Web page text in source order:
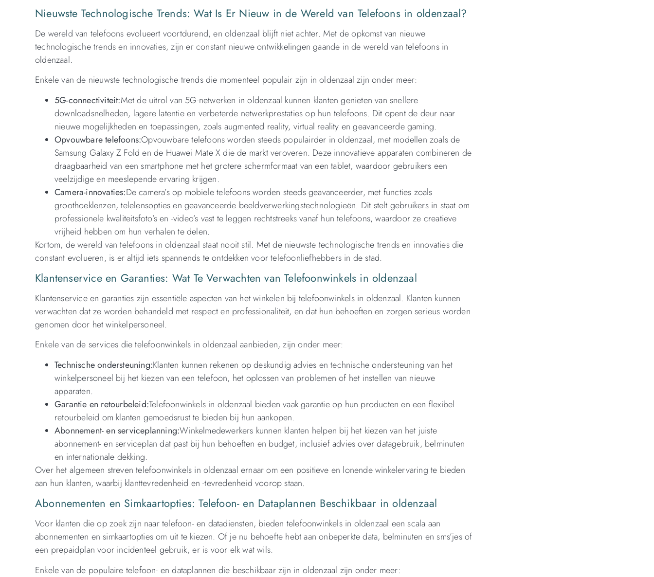
Nieuwste Technologische Trends: Wat Is Er Nieuw in de Wereld van Telefoons in oldenzaal?
De wereld van telefoons evolueert voortdurend, en oldenzaal blijft niet achter. Met de opkomst van nieuwe
technologische trends en innovaties, zijn er constant nieuwe ontwikkelingen gaande in de wereld van telefoons in
oldenzaal.
Enkele van de nieuwste technologische trends die momenteel populair zijn in oldenzaal zijn onder meer:
5G-connectiviteit:Met de uitrol van 5G-netwerken in oldenzaal kunnen klanten genieten van snellere
downloadsnelheden, lagere latentie en verbeterde netwerkprestaties op hun telefoons. Dit opent de deur naar
nieuwe mogelijkheden en toepassingen, zoals augmented reality, virtual reality en geavanceerde gaming.
Opvouwbare telefoons:Opvouwbare telefoons worden steeds populairder in oldenzaal, met modellen zoals de
Samsung Galaxy Z Fold en de Huawei Mate X die de markt veroveren. Deze innovatieve apparaten combineren de
draagbaarheid van een smartphone met het grotere schermformaat van een tablet, waardoor gebruikers een
veelzijdige en meeslepende ervaring krijgen.
Camera-innovaties:De camera’s op mobiele telefoons worden steeds geavanceerder, met functies zoals
groothoeklenzen, telelensopties en geavanceerde beeldverwerkingstechnologieën. Dit stelt gebruikers in staat om
professionele kwaliteitsfoto’s en -video’s vast te leggen rechtstreeks vanaf hun telefoons, waardoor ze creatieve
vrijheid hebben om hun verhalen te delen.
Kortom, de wereld van telefoons in oldenzaal staat nooit stil. Met de nieuwste technologische trends en innovaties die
constant evolueren, is er altijd iets spannends te ontdekken voor telefoonliefhebbers in de stad.
Klantenservice en Garanties: Wat Te Verwachten van Telefoonwinkels in oldenzaal
Klantenservice en garanties zijn essentiële aspecten van het winkelen bij telefoonwinkels in oldenzaal. Klanten kunnen
verwachten dat ze worden behandeld met respect en professionaliteit, en dat hun behoeften en zorgen serieus worden
genomen door het winkelpersoneel.
Enkele van de services die telefoonwinkels in oldenzaal aanbieden, zijn onder meer:
Technische ondersteuning:Klanten kunnen rekenen op deskundig advies en technische ondersteuning van het
winkelpersoneel bij het kiezen van een telefoon, het oplossen van problemen of het instellen van nieuwe
apparaten.
Garantie en retourbeleid:Telefoonwinkels in oldenzaal bieden vaak garantie op hun producten en een flexibel
retourbeleid om klanten gemoedsrust te bieden bij hun aankopen.
Abonnement- en serviceplanning:Winkelmedewerkers kunnen klanten helpen bij het kiezen van het juiste
abonnement- en serviceplan dat past bij hun behoeften en budget, inclusief advies over datagebruik, belminuten
en internationale dekking.
Over het algemeen streven telefoonwinkels in oldenzaal ernaar om een ​​positieve en lonende winkelervaring te bieden
aan hun klanten, waarbij klanttevredenheid en -tevredenheid voorop staan.
Abonnementen en Simkaartopties: Telefoon- en Dataplannen Beschikbaar in oldenzaal
Voor klanten die op zoek zijn naar telefoon- en datadiensten, bieden telefoonwinkels in oldenzaal een scala aan
abonnementen en simkaartopties om uit te kiezen. Of je nu behoefte hebt aan onbeperkte data, belminuten en sms’jes of
een prepaidplan voor incidenteel gebruik, er is voor elk wat wils.
Enkele van de populaire telefoon- en dataplannen die beschikbaar zijn in oldenzaal zijn onder meer: